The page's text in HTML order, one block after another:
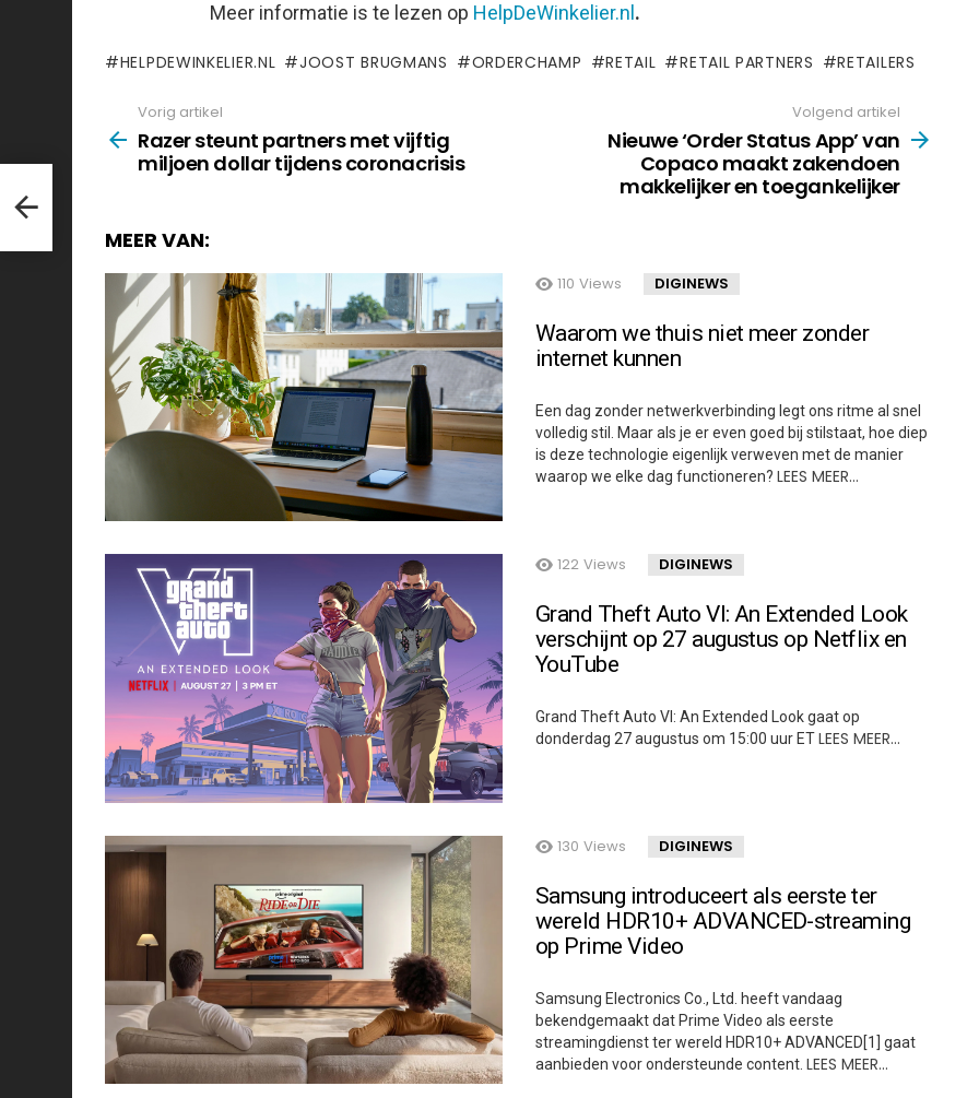
Meer informatie is te lezen op HelpDeWinkelier.nl .
HELPDEWINKELIER.NL JOOST BRUGMANS ORDERCHAMP RETAIL RETAIL PARTNERS RETAILERS
more
Vorig artikel
Razer steunt partners met vijftig
miljoen dollar tijdens coronacrisis
Volgend artikel
Nieuwe ‘Order Status App’ van
Copaco maakt zakendoen
makkelijker en toegankelijker
MEER VAN:
110 Views DIGINEWS
Waarom we thuis niet meer zonder
internet kunnen
Een dag zonder netwerkverbinding legt ons ritme al snel
volledig stil. Maar als je er even goed bij stilstaat, hoe diep
is deze technologie eigenlijk verweven met de manier
waarop we elke dag functioneren? LEES MEER…
122 Views DIGINEWS
Grand Theft Auto VI: An Extended Look
verschijnt op 27 augustus op Netflix en
YouTube
Grand Theft Auto VI: An Extended Look gaat op
donderdag 27 augustus om 15:00 uur ETLEES MEER…
130 Views DIGINEWS
Samsung introduceert als eerste ter
wereld HDR10+ ADVANCED-streaming
op Prime Video
Samsung Electronics Co., Ltd. heeft vandaag
bekendgemaakt dat Prime Video als eerste
streamingdienst ter wereld HDR10+ ADVANCED[1] gaat
aanbieden voor ondersteunde content. LEES MEER…